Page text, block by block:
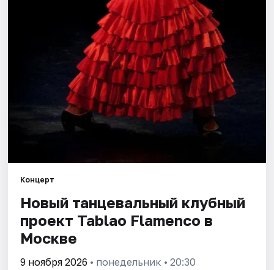
Концерт
Новый танцевальный клубный
проект Tablao Flamenсo в
Москве
9 ноября 2026 • понедельник • 20:30